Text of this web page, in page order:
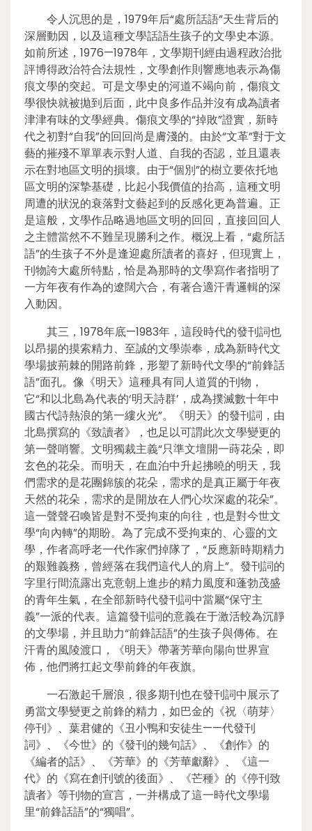
令人沉思的是，1979年后“處所話語”天生背后的
深層動因，以及這種文學話語生孩子的文學史本源。
如前所述，1976—1978年，文學期刊經由過程政治批
評博得政治符合法規性，文學創作則響應地表示為傷
痕文學的突起。可是文學史的河道不竭向前，傷痕文
學很快就被拋到后面，此中良多作品并沒有成為讀者
津津有味的文學經典。傷痕文學的“掉敗”證實，新時
代之初對“自我”的回回尚是膚淺的。由於“文革”對于文
藝的摧殘不單單表示對人道、自我的否認，並且還表
示在對地區文明的損壞。由于“個別”的樹立要依托地
區文明的深摯基礎，比起小我價值的抬高，這種文明
周遭的狀況的衰落對文藝起到的反感化更為普遍。正
是這般，文學作品略過地區文明的回回，直接回回人
之主體當然不不難呈現勝利之作。概況上看，“處所話
語”的生孩子不外是逢迎處所讀者的喜好，但現實上，
刊物誇大處所特點，恰是為那時的文學寫作者指明了
一方年夜有作為的遼闊六合，有著合適汗青邏輯的深
入動因。
其三，1978年底—1983年，這段時代的發刊詞也
以昂揚的摸索精力、至誠的文學崇奉，成為新時代文
學場披荊棘的開路前鋒，形塑了新時代文學的“前鋒話
語”面孔。像《明天》這種具有同人道質的刊物，
它“和以北島為代表的‘明天詩群’，成為撲滅數十年中
國古代詩熱浪的第一縷火光”。《明天》的發刊詞，由
北島撰寫的《致讀者》，也足以可謂此次文學變更的
第一聲哨響。文明獨裁主義“只準文壇開一蒔花朵，即
玄色的花朵。而明天，在血泊中升起拂曉的明天，我
們需求的是花團錦簇的花朵，需求的是真正屬于年夜
天然的花朵，需求的是開放在人們心坎深處的花朵”。
這一聲聲召喚皆是對不受拘束的向往，也是對今世文
學“向內轉”的期盼。為了完成不受拘束的、心靈的文
學，作者高呼老一代作家們掉隊了，“反應新時期精力
的艱難義務，曾經落在我們這代人的肩上”。發刊詞的
字里行間流露出克意朝上進步的精力風度和蓬勃茂盛
的青年生氣，在全部新時代發刊詞中當屬“保守主
義”一派的代表。這篇發刊詞的意義在于激活較為沉靜
的文學場，并且助力“前鋒話語”的生孩子與傳佈。在
汗青的風陵渡口，《明天》帶著芳華向陽向世界宣
佈，他們將扛起文學前鋒的年夜旗。
一石激起千層浪，很多期刊也在發刊詞中展示了
勇當文學變更之前鋒的精力，如巴金的《祝〈萌芽〉
停刊》、葉君健的《丑小鴨和安徒生——代發刊
詞》、《今世》的《發刊的幾句話》、《創作》的
《編者的話》、《芳華》的《芳華獻辭》、《這一
代》的《寫在創刊號的後面》、《芒種》的《停刊致
讀者》等刊物的宣言，一并構成了這一時代文學場
里“前鋒話語”的“獨唱”。